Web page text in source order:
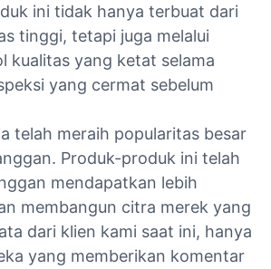
ini tidak hanya terbuat dari
tinggi, tetapi juga melalui
kualitas yang ketat selama
yang cermat sebelum
telah meraih popularitas besar
Produk-produk ini telah
mendapatkan lebih
membangun citra merek yang
dari klien kami saat ini, hanya
yang memberikan komentar